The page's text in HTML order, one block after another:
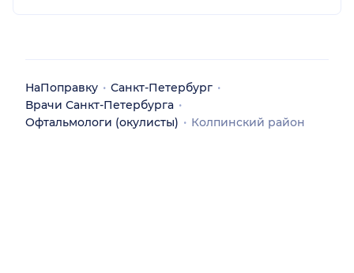
НаПоправку
Санкт-Петербург
Врачи Санкт-Петербурга
Офтальмологи (окулисты)
Колпинский район